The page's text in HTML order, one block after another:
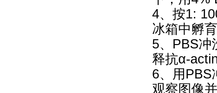
4、按1:
冰箱中孵
5、PBS冲
释抗α-
6、用PBS
观察图像